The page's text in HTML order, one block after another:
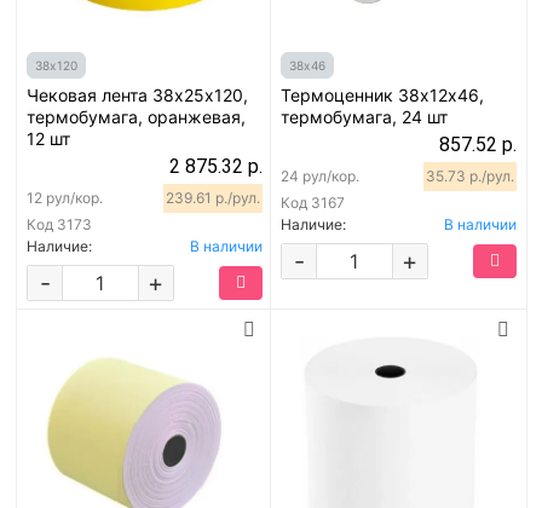
38х120
Чековая лента 38х25х120,
термобумага, оранжевая,
12 шт
2 875.32 р.
Код 3173
12 рул/кор. 239.61 р./рул.
Наличие: В наличии
+
-
38х46
Термоценник 38х12х46,
термобумага, 24 шт
857.52 р.
Код 3167
24 рул/кор. 35.73 р./рул.
Наличие: В наличии
+
-